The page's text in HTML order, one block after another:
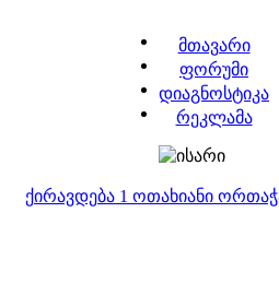
მთავარი
ფორუმი
დიაგნოსტიკა
რეკლამა
ქირავდება 1 ოთახიანი